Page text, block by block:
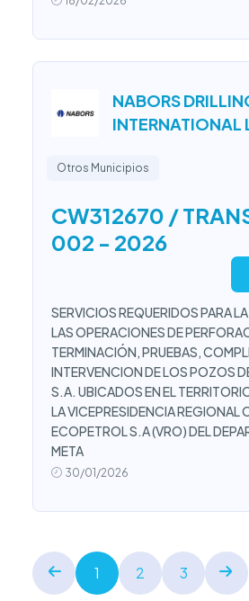
NABORS
INTERNATIONAL
Otros Municipios
CW312670 /
002 - 2026
SERVICIOS REQUERIDOS PARA
LAS OPERACIONES DE
TERMINACIÓN, PRUEBAS,
INTERVENCION DE LOS POZOS
S.A. UBICADOS EN EL
LA VICEPRESIDENCIA REGIONAL
ECOPETROL S.A (VRO) DEL
META
30/01/2026
1 2 3